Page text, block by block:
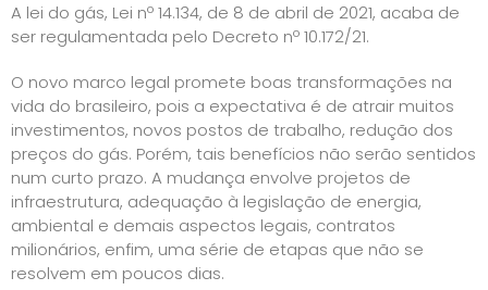
A lei do gás, Lei nº 14.134, de 8 de abril de 2021, acaba de
ser regulamentada pelo Decreto nº 10.172/21.
O novo marco legal promete boas transformações na
vida do brasileiro, pois a expectativa é de atrair muitos
investimentos, novos postos de trabalho, redução dos
preços do gás. Porém, tais benefícios não serão sentidos
num curto prazo. A mudança envolve projetos de
infraestrutura, adequação à legislação de energia,
ambiental e demais aspectos legais, contratos
milionários, enfim, uma série de etapas que não se
resolvem em poucos dias.